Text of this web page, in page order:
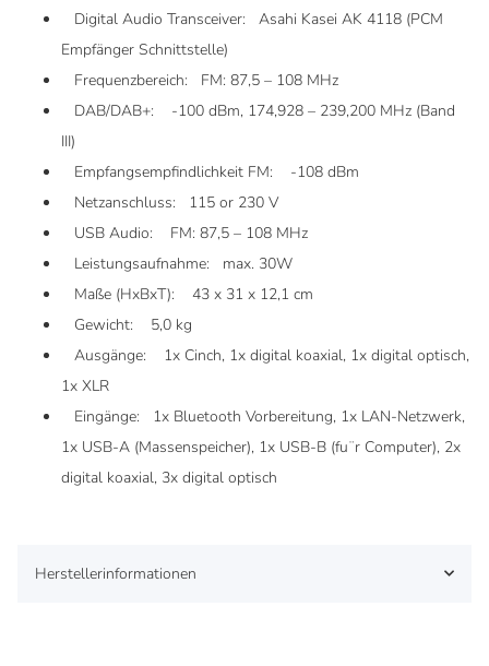
Digital Audio Transceiver: Asahi Kasei AK 4118 (PCM
Empfänger Schnittstelle)
Frequenzbereich: FM: 87,5 – 108 MHz
DAB/DAB+: -100 dBm, 174,928 – 239,200 MHz (Band
III)
Empfangsempfindlichkeit FM: -108 dBm
Netzanschluss: 115 or 230 V
USB Audio: FM: 87,5 – 108 MHz
Leistungsaufnahme: max. 30W
Maße (HxBxT): 43 x 31 x 12,1 cm
Gewicht: 5,0 kg
Ausgänge: 1x Cinch, 1x digital koaxial, 1x digital optisch,
1x XLR
Eingänge: 1x Bluetooth Vorbereitung, 1x LAN-Netzwerk,
1x USB-A (Massenspeicher), 1x USB-B (fu¨r Computer), 2x
digital koaxial, 3x digital optisch
Herstellerinformationen